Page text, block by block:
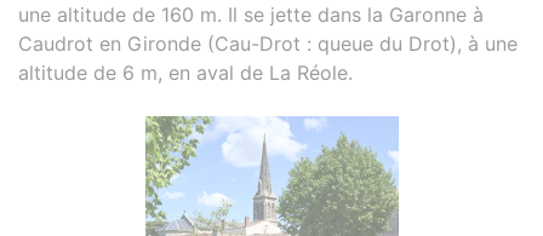
une altitude de 160 m. Il se jette dans la Garonne à
Caudrot en Gironde (Cau-Drot : queue du Drot), à une
altitude de 6 m, en aval de La Réole.